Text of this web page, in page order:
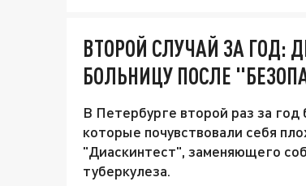
ВТОРОЙ СЛУЧАЙ ЗА ГОД:
БОЛЬНИЦУ ПОСЛЕ
В Петербурге второй раз за
которые почувствовали себя
"Диаскинтест", заменяющего
туберкулеза.